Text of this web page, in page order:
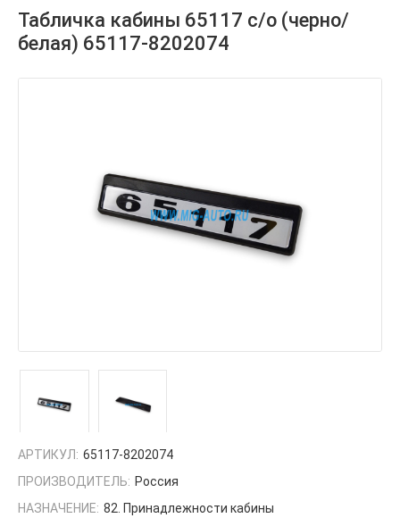
Табличка кабины 65117 с/о (черно/
белая) 65117-8202074
АРТИКУЛ: 65117-8202074
ПРОИЗВОДИТЕЛЬ: Россия
НАЗНАЧЕНИЕ: 82. Принадлежности кабины